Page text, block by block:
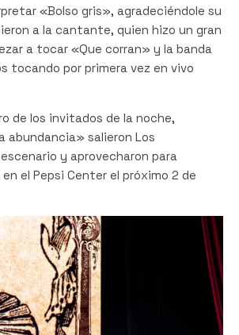
«Bolso gris», agradeciéndole su
a la cantante, quien hizo un gran
a tocar «Que corran» y la banda
tocando por primera vez en vivo
de los invitados de la noche,
abundancia» salieron Los
y aprovecharon para
el Pepsi Center el próximo 2 de